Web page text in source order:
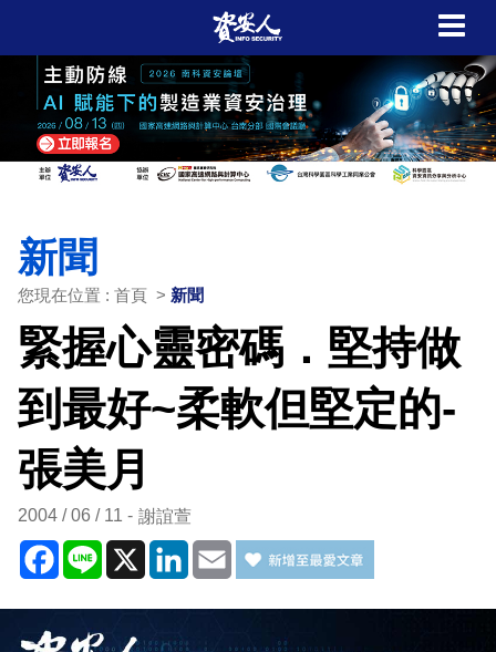
新聞
您現在位置 : 首頁 > 新聞
緊握心靈密碼．堅持做
到最好~柔軟但堅定的-
張美月
2004 / 06 / 11 謝誼萱
Facebook
Line X LinkedIn
Email